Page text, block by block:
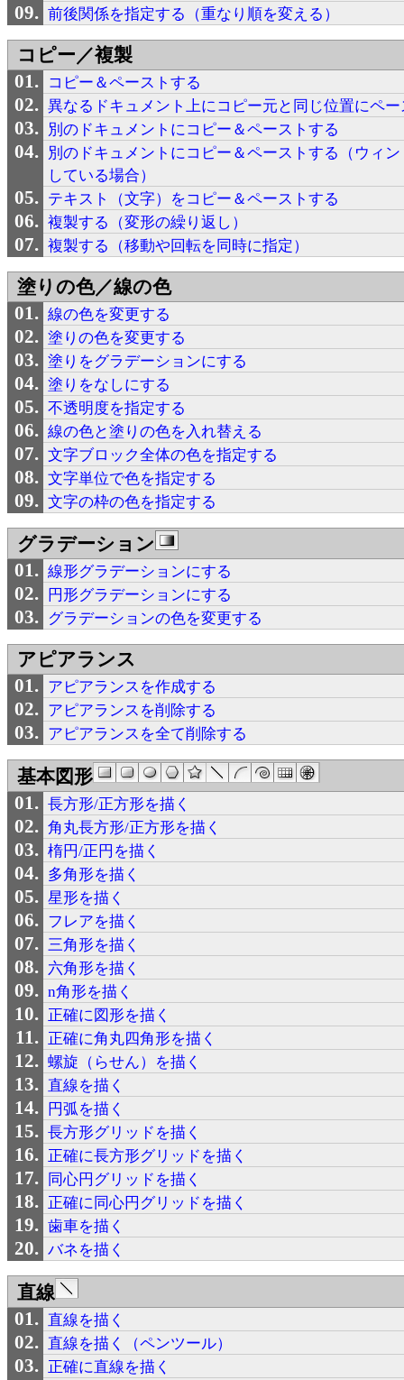
前後関係を指定する（重なり順を変える）
コピー／複製
コピー＆ペーストする
異なるドキュメント上にコピー元と同じ位置にペ
別のドキュメントにコピー＆ペーストする
別のドキュメントにコピー＆ペーストする（ウィ
している場合）
テキスト（文字）をコピー＆ペーストする
複製する（変形の繰り返し）
複製する（移動や回転を同時に指定）
塗りの色／線の色
線の色を変更する
塗りの色を変更する
塗りをグラデーションにする
塗りをなしにする
不透明度を指定する
線の色と塗りの色を入れ替える
文字ブロック全体の色を指定する
文字単位で色を指定する
文字の枠の色を指定する
グラデーション
線形グラデーションにする
円形グラデーションにする
グラデーションの色を変更する
アピアランス
アピアランスを作成する
アピアランスを削除する
アピアランスを全て削除する
基本図形
長方形/正方形を描く
角丸長方形/正方形を描く
楕円/正円を描く
多角形を描く
星形を描く
フレアを描く
三角形を描く
六角形を描く
n角形を描く
正確に図形を描く
正確に角丸四角形を描く
螺旋（らせん）を描く
直線を描く
円弧を描く
長方形グリッドを描く
正確に長方形グリッドを描く
同心円グリッドを描く
正確に同心円グリッドを描く
歯車を描く
バネを描く
直線
直線を描く
直線を描く（ペンツール）
正確に直線を描く